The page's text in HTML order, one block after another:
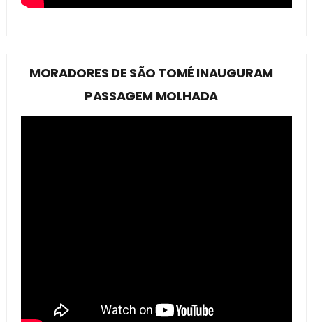
MORADORES DE SÃO TOMÉ INAUGURAM
PASSAGEM MOLHADA